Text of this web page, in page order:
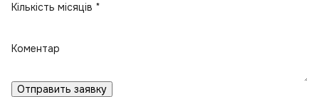
Кількість місяців *
Коментар
Отправить заявку